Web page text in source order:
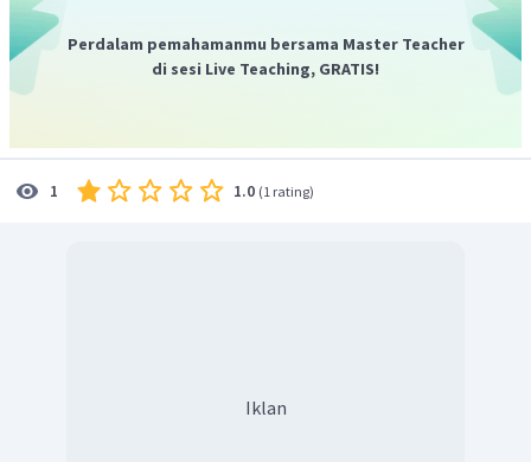
Perdalam pemahamanmu bersama Master Teacher
di sesi Live Teaching, GRATIS!
1 1.0 (1 rating)
Iklan